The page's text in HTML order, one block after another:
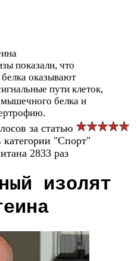
показали, что
оказывают
пути клеток,
мышечного белка и
за статью
категории "Спорт"
2833 раз
изолят